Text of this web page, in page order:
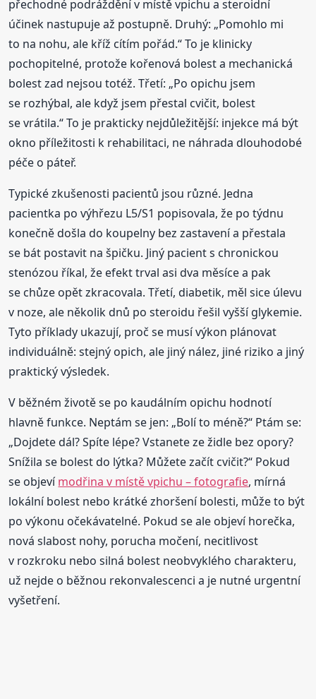
přechodné podráždění v místě vpichu a steroidní
účinek nastupuje až postupně. Druhý: „Pomohlo mi
to na nohu, ale kříž cítím pořád.“ To je klinicky
pochopitelné, protože kořenová bolest a mechanická
bolest zad nejsou totéž. Třetí: „Po opichu jsem
se rozhýbal, ale když jsem přestal cvičit, bolest
se vrátila.“ To je prakticky nejdůležitější: injekce má být
okno příležitosti k rehabilitaci, ne náhrada dlouhodobé
péče o páteř.
Typické zkušenosti pacientů jsou různé. Jedna
pacientka po výhřezu L5/S1 popisovala, že po týdnu
konečně došla do koupelny bez zastavení a přestala
se bát postavit na špičku. Jiný pacient s chronickou
stenózou říkal, že efekt trval asi dva měsíce a pak
se chůze opět zkracovala. Třetí, diabetik, měl sice úlevu
v noze, ale několik dnů po steroidu řešil vyšší glykemie.
Tyto příklady ukazují, proč se musí výkon plánovat
individuálně: stejný opich, ale jiný nález, jiné riziko a jiný
praktický výsledek.
V běžném životě se po kaudálním opichu hodnotí
hlavně funkce. Neptám se jen: „Bolí to méně?“ Ptám se:
„Dojdete dál? Spíte lépe? Vstanete ze židle bez opory?
Snížila se bolest do lýtka? Můžete začít cvičit?“ Pokud
se objevímodřina v místě vpichu – fotografie, mírná
lokální bolest nebo krátké zhoršení bolesti, může to být
po výkonu očekávatelné. Pokud se ale objeví horečka,
nová slabost nohy, porucha močení, necitlivost
v rozkroku nebo silná bolest neobvyklého charakteru,
už nejde o běžnou rekonvalescenci a je nutné urgentní
vyšetření.